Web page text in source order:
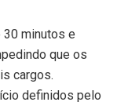
30 minutos e
que os
cargos.
definidos pelo